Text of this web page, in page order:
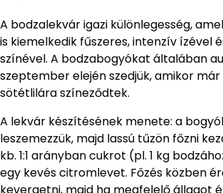
A bodzalekvár igazi különlegesség,
is kiemelkedik fűszeres, intenzív ízével
színével. A bodzabogyókat általában
szeptember elején szedjük, amikor
sötétlilára színeződtek.
A lekvár készítésének menete: a
leszemezzük, majd lassú tűzön főzni
kb. 1:1 arányban cukrot (pl. 1 kg
egy kevés citromlevet. Főzés közben